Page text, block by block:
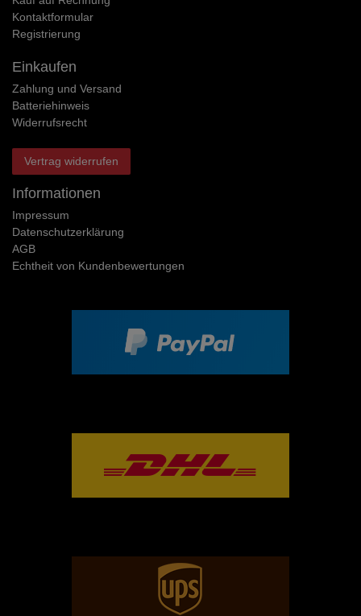
Kontaktformular
Registrierung
Einkaufen
Zahlung und Versand
Batteriehinweis
Widerrufs­recht
Vertrag widerrufen
Informationen
Impressum
Daten­schutz­erklärung
AGB
Echtheit von Kundenbewertungen